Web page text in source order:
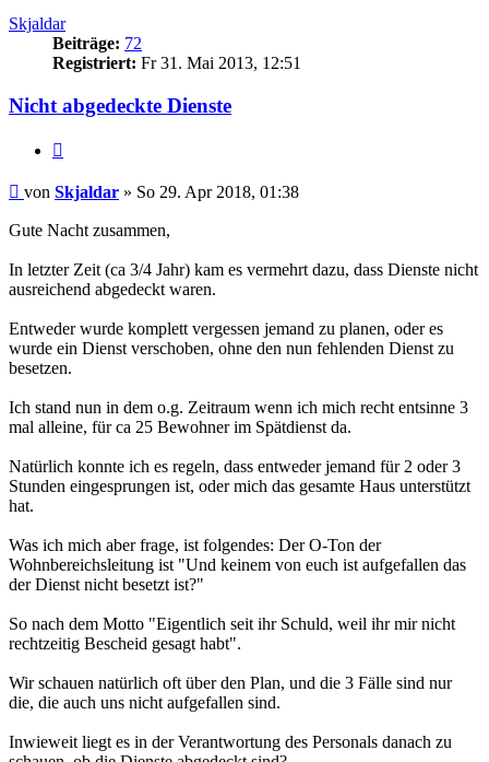
Skjaldar
Beiträge: 72
Registriert: Fr 31. Mai 2013, 12:51
Nicht abgedeckte Dienste
Beitrag
von Skjaldar » So 29. Apr 2018, 01:38
Gute Nacht zusammen,
In letzter Zeit (ca 3/4 Jahr) kam es vermehrt dazu, dass Dienste nicht
ausreichend abgedeckt waren.
Entweder wurde komplett vergessen jemand zu planen, oder es
wurde ein Dienst verschoben, ohne den nun fehlenden Dienst zu
besetzen.
Ich stand nun in dem o.g. Zeitraum wenn ich mich recht entsinne 3
mal alleine, für ca 25 Bewohner im Spätdienst da.
Natürlich konnte ich es regeln, dass entweder jemand für 2 oder 3
Stunden eingesprungen ist, oder mich das gesamte Haus unterstützt
hat.
Was ich mich aber frage, ist folgendes: Der O-Ton der
Wohnbereichsleitung ist "Und keinem von euch ist aufgefallen das
der Dienst nicht besetzt ist?"
So nach dem Motto "Eigentlich seit ihr Schuld, weil ihr mir nicht
rechtzeitig Bescheid gesagt habt".
Wir schauen natürlich oft über den Plan, und die 3 Fälle sind nur
die, die auch uns nicht aufgefallen sind.
Inwieweit liegt es in der Verantwortung des Personals danach zu